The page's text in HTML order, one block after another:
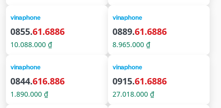
0855.61.6886
10.088.000 ₫
0889.61.6886
8.965.000 ₫
0844.616.886
1.890.000 ₫
0915.61.6886
27.018.000 ₫